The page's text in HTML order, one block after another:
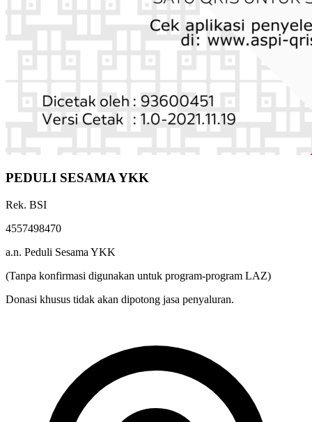
PEDULI SESAMA YKK
Rek. BSI
4557498470
a.n. Peduli Sesama YKK
(Tanpa konfirmasi digunakan untuk program-program LAZ)
Donasi khusus tidak akan dipotong jasa penyaluran.